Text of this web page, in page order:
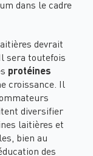
dans le cadre
devrait
sera toutefois
protéines
croissance. Il
diversifier
laitières et
bien au
des